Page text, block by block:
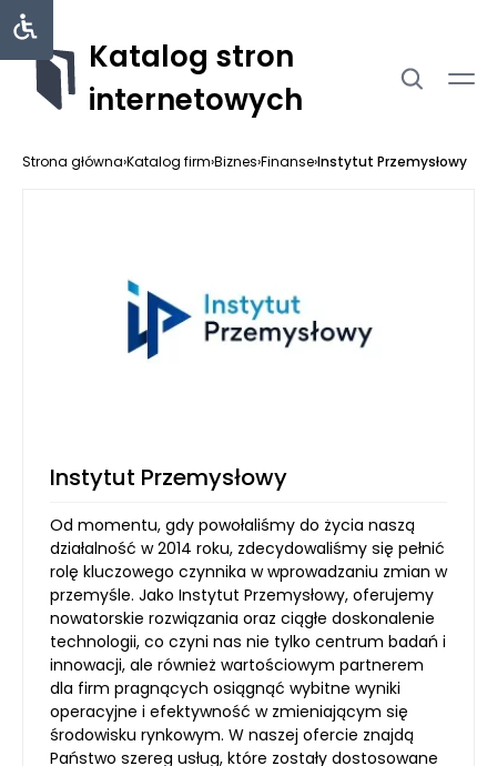
Katalog stron
internetowych
Strona główna›Katalog firm›Biznes›Finanse›Instytut Przemysłowy
Instytut Przemysłowy
Od momentu, gdy powołaliśmy do życia naszą
działalność w 2014 roku, zdecydowaliśmy się pełnić
rolę kluczowego czynnika w wprowadzaniu zmian w
przemyśle. Jako Instytut Przemysłowy, oferujemy
nowatorskie rozwiązania oraz ciągłe doskonalenie
technologii, co czyni nas nie tylko centrum badań i
innowacji, ale również wartościowym partnerem
dla firm pragnących osiągnąć wybitne wyniki
operacyjne i efektywność w zmieniającym się
środowisku rynkowym. W naszej ofercie znajdą
Państwo szereg usług, które zostały dostosowane